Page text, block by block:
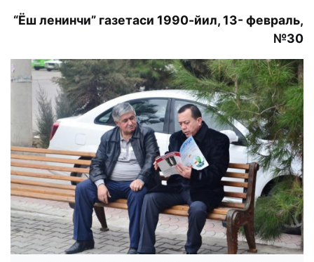
“Ёш ленинчи” газетаси 1990-йил, 13- февраль,
№30